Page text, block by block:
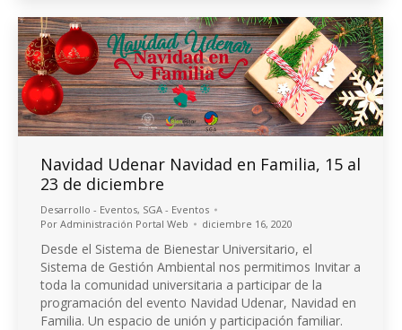
Navidad Udenar Navidad en Familia, 15 al
23 de diciembre
Desarrollo - Eventos, SGA - Eventos
Por Administración Portal Web diciembre 16, 2020
Desde el Sistema de Bienestar Universitario, el
Sistema de Gestión Ambiental nos permitimos Invitar a
toda la comunidad universitaria a participar de la
programación del evento Navidad Udenar, Navidad en
Familia. Un espacio de unión y participación familiar.